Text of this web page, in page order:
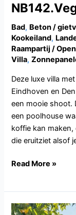
Bad, Beton /
Kookeiland,
Raampartij /
Villa,
Deze luxe villa
Eindhoven en
een mooie shoot.
een poolhouse
koffie kan
die eruitziet alsof
Read More »
NB141.Eindhoven